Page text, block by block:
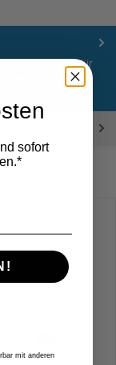
Bohrlösungen für
Das
sofort
mit anderen